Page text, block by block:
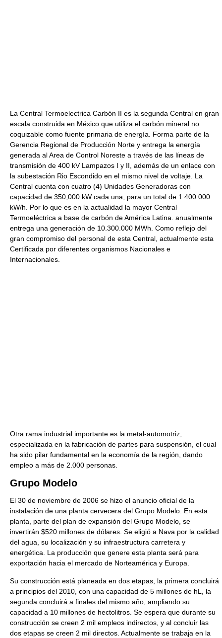
La Central Termoelectrica Carbón II es la segunda Central en gran
escala construida en México que utiliza el carbón mineral no
coquizable como fuente primaria de energía. Forma parte de la
Gerencia Regional de Producción Norte y entrega la energía
generada al Area de Control Noreste a través de las líneas de
transmisión de 400 kV Lampazos I y II, además de un enlace con
la subestación Rio Escondido en el mismo nivel de voltaje. La
Central cuenta con cuatro (4) Unidades Generadoras con
capacidad de 350,000 kW cada una, para un total de 1.400.000
kW/h. Por lo que es en la actualidad la mayor Central
Termoeléctrica a base de carbón de América Latina. anualmente
entrega una generación de 10.300.000 MWh. Como reflejo del
gran compromiso del personal de esta Central, actualmente esta
Certificada por diferentes organismos Nacionales e
Internacionales.
Otra rama industrial importante es la metal-automotriz,
especializada en la fabricación de partes para suspensión, el cual
ha sido pilar fundamental en la economía de la región, dando
empleo a más de 2.000 personas.
Grupo Modelo
El 30 de noviembre de 2006 se hizo el anuncio oficial de la
instalación de una planta cervecera del Grupo Modelo. En esta
planta, parte del plan de expansión del Grupo Modelo, se
invertirán $520 millones de dólares. Se eligió a Nava por la calidad
del agua, su localización y su infraestructura carretera y
energética. La producción que genere esta planta será para
exportación hacia el mercado de Norteamérica y Europa.
Su construcción está planeada en dos etapas, la primera concluirá
a principios del 2010, con una capacidad de 5 millones de hL, la
segunda concluirá a finales del mismo año, ampliando su
capacidad a 10 millones de hectolitros. Se espera que durante su
construcción se creen 2 mil empleos indirectos, y al concluir las
dos etapas se creen 2 mil directos. Actualmente se trabaja en la